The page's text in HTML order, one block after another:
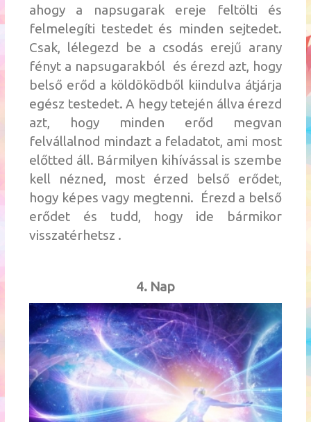
ahogy a napsugarak ereje feltölti és
felmelegíti testedet és minden sejtedet.
Csak, lélegezd be a csodás erejű arany
fényt a napsugarakból és érezd azt, hogy
belső erőd a köldöködből kiindulva átjárja
egész testedet. A hegy tetején állva érezd
azt, hogy minden erőd megvan
felvállalnod mindazt a feladatot, ami most
előtted áll. Bármilyen kihívással is szembe
kell nézned, most érzed belső erődet,
hogy képes vagy megtenni. Érezd a belső
erődet és tudd, hogy ide bármikor
visszatérhetsz .
4. Nap